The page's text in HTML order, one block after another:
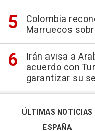
Colombia
Marruecos
Irán avisa a
acuerdo con
garantizar su
ÚLTIMAS NOTICIAS
ESPAÑA